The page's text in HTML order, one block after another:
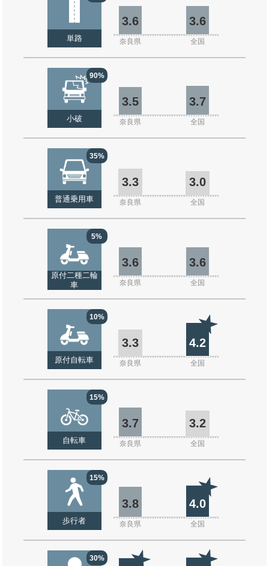
単路
3.6 3.6
奈良県 全国
90%
小破
3.5 3.7
奈良県 全国
35%
普通乗用車
3.3 3.0
奈良県 全国
5%
原付二種二輪
車
3.6 3.6
奈良県 全国
10%
原付自転車
3.3 4.2
奈良県 全国
15%
自転車
3.7 3.2
奈良県 全国
15%
歩行者
3.8 4.0
奈良県 全国
30%